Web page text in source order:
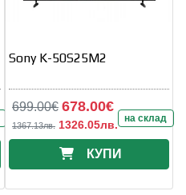
Sony K-50S25M2
699.00€ 678.00€
1367.13лв. 1326.05лв. на склад
КУПИ